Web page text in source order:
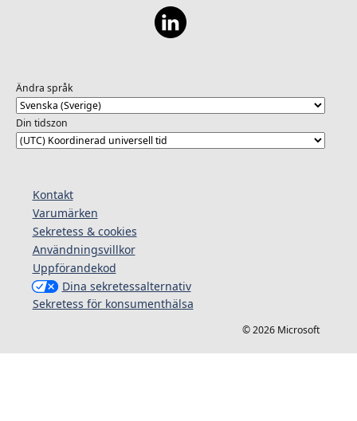
Ändra språk
Din tidszon
Kontakt
Varumärken
Sekretess & cookies
Användningsvillkor
Uppförandekod
Dina sekretessalternativ
Sekretess för konsumenthälsa
© 2026 Microsoft